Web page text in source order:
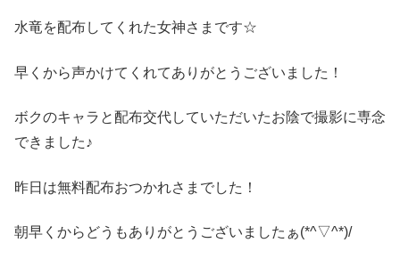
水竜を配布してくれた女神さまです☆
早くから声かけてくれてありがとうございました！
ボクのキャラと配布交代していただいたお陰で撮影に専念
できました♪
昨日は無料配布おつかれさまでした！
朝早くからどうもありがとうございましたぁ(*^▽^*)/